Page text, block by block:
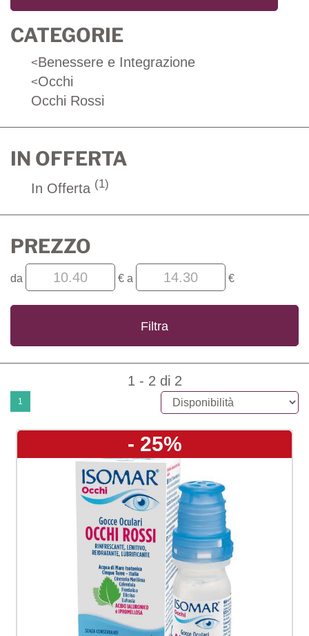
CATEGORIE
<Benessere e Integrazione
<Occhi
Occhi Rossi
IN OFFERTA
In Offerta (1)
PREZZO
filtra
da
da €
filtra
a
a €
1 - 2 di 2
1
- 25%